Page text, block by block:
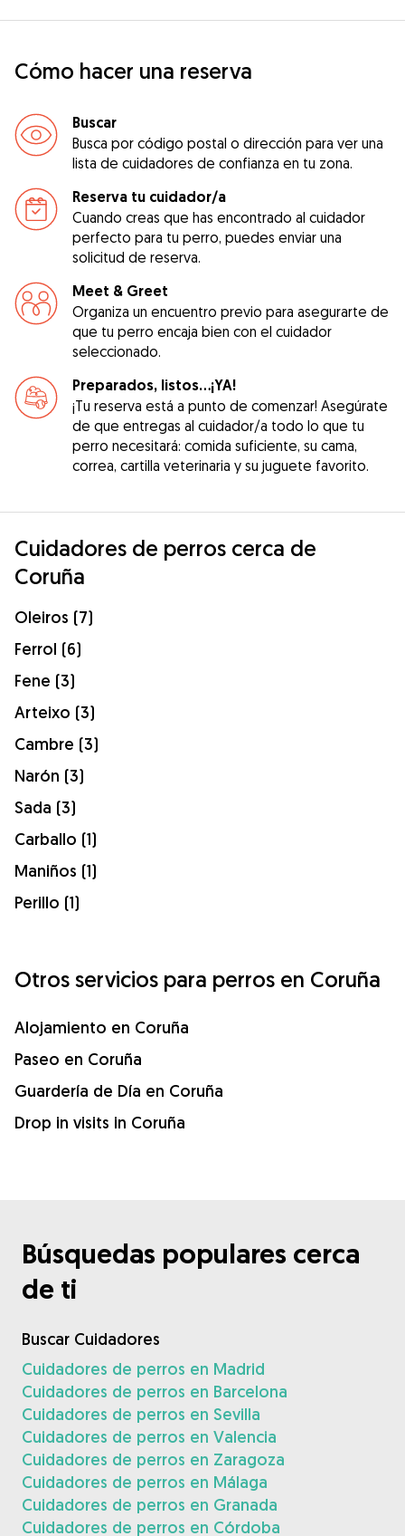
Cómo hacer una reserva
Buscar
Busca por código postal o dirección para ver una
lista de cuidadores de confianza en tu zona.
Reserva tu cuidador/a
Cuando creas que has encontrado al cuidador
perfecto para tu perro, puedes enviar una
solicitud de reserva.
Meet & Greet
Organiza un encuentro previo para asegurarte de
que tu perro encaja bien con el cuidador
seleccionado.
Preparados, listos...¡YA!
¡Tu reserva está a punto de comenzar! Asegúrate
de que entregas al cuidador/a todo lo que tu
perro necesitará: comida suficiente, su cama,
correa, cartilla veterinaria y su juguete favorito.
Cuidadores de perros cerca de
Coruña
Oleiros (7)
Ferrol (6)
Fene (3)
Arteixo (3)
Cambre (3)
Narón (3)
Sada (3)
Carballo (1)
Maniños (1)
Perillo (1)
Otros servicios para perros en Coruña
Alojamiento en Coruña
Paseo en Coruña
Guardería de Día en Coruña
Drop in visits in Coruña
Búsquedas populares cerca
de ti
Buscar Cuidadores
Cuidadores de perros en Madrid
Cuidadores de perros en Barcelona
Cuidadores de perros en Sevilla
Cuidadores de perros en Valencia
Cuidadores de perros en Zaragoza
Cuidadores de perros en Málaga
Cuidadores de perros en Granada
Cuidadores de perros en Córdoba